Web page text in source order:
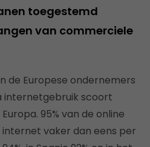
toegestemd
van commerciele
de Europese ondernemers
internetgebruik scoort
95% van de online
vaker dan eens per